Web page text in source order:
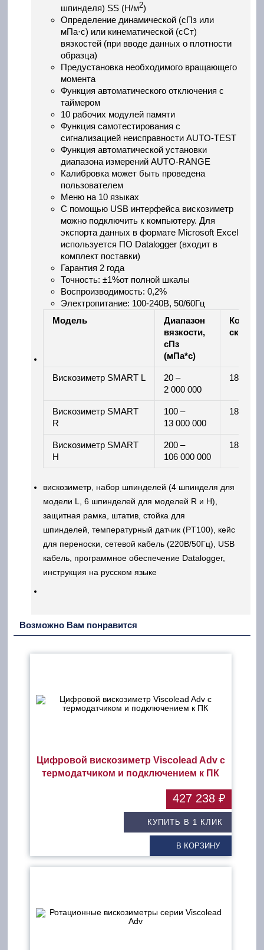
шпинделя) SS (Н/м2)
Определение динамической (сПз или
мПа·с) или кинематической (cСт)
вязкостей (при вводе данных о плотности
образца)
Предустановка необходимого вращающего
момента
Функция автоматического отключения с
таймером
10 рабочих модулей памяти
Функция самотестирования с
сигнализацией неисправности AUTO-TEST
Функция автоматической установки
диапазона измерений AUTO-RANGE
Калибровка может быть проведена
пользователем
Меню на 10 языках
С помощью USB интерфейса вискозиметр
можно подключить к компьютеру. Для
экспорта данных в формате Microsoft Excel
используется ПО Datalogger (входит в
комплект поставки)
Гарантия 2 года
Точность: ±1%от полной шкалы
Воспроизводимость: 0,2%
Электропитание: 100-240В, 50/60Гц
Модель
Диапазон
вязкости,
сПз
(мПа*с)
Вискозиметр SMART L
20 –
2 000 000
18
Вискозиметр SMART
R
100 –
13 000 000
18
Вискозиметр SMART
H
200 –
106 000 000
18
вискозиметр, набор шпинделей (4 шпинделя для
модели L, 6 шпинделей для моделей R и H),
защитная рамка, штатив, стойка для
шпинделей, температурный датчик (PT100), кейс
для переноски, сетевой кабель (220В/50Гц), USB
кабель, программное обеспечение Datalogger,
инструкция на русском языке
Возможно Вам понравится
Цифровой вискозиметр Viscolead Adv с
термодатчиком и подключением к ПК
КУПИТЬ В 1 КЛИК
В КОРЗИНУ
427 238 ₽